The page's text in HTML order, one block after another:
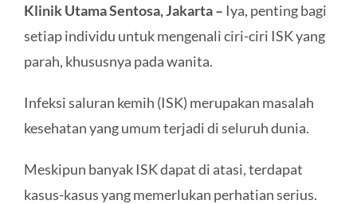
Klinik Utama Sentosa, Jakarta – Iya, penting bagi
setiap individu untuk mengenali ciri-ciri ISK yang
parah, khususnya pada wanita.
Infeksi saluran kemih (ISK) merupakan masalah
kesehatan yang umum terjadi di seluruh dunia.
Meskipun banyak ISK dapat di atasi, terdapat
kasus-kasus yang memerlukan perhatian serius.